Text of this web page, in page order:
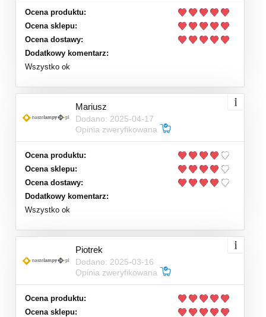
Ocena produktu:
Ocena sklepu:
Ocena dostawy:
Dodatkowy komentarz:
Wszystko ok
Mariusz
Dodano: 2025-04-17
Opinia zweryfikowana
Ocena produktu:
Ocena sklepu:
Ocena dostawy:
Dodatkowy komentarz:
Wszystko ok
Piotrek
Dodano: 2025-03-16
Opinia zweryfikowana
Ocena produktu:
Ocena sklepu: